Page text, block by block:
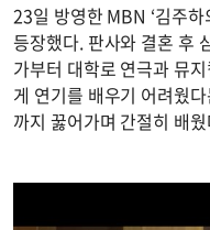
23일 방영한 MBN ‘김주
등장했다. 판사와 결혼 후
가부터 대학로 연극과 뮤
게 연기를 배우기 어려웠
까지 꿇어가며 간절히 배